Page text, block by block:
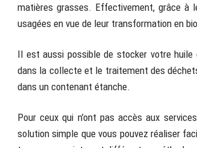
matières grasses. Effectivement, grâce à
usagées en vue de leur transformation en
Il est aussi possible de stocker votre
dans la collecte et le traitement des
dans un contenant étanche.
Pour ceux qui n’ont pas accès aux
solution simple que vous pouvez réaliser